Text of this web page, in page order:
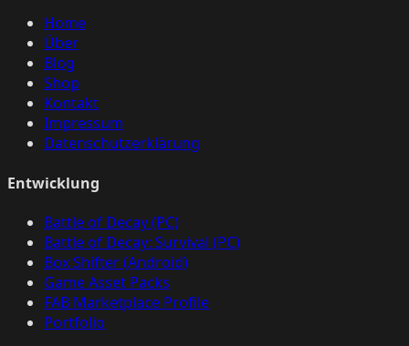
Home
Über
Blog
Shop
Kontakt
Impressum
Datenschutzerklärung
Entwicklung
Battle of Decay (PC)
Battle of Decay: Survival (PC)
Box Shifter (Android)
Game Asset Packs
FAB Marketplace Profile
Portfolio